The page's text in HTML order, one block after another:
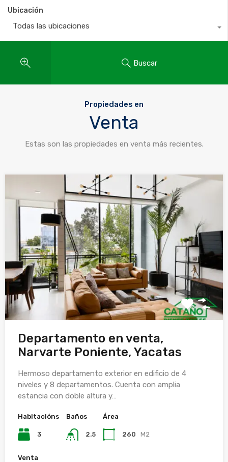
Ubicación
Todas las ubicaciones
Buscar
Propiedades en
Venta
Estas son las propiedades en venta más recientes.
Departamento en venta,
Narvarte Poniente, Yacatas
Hermoso departamento exterior en edificio de 4
niveles y 8 departamentos. Cuenta con amplia
estancia con doble altura y…
Habitacións
3
Baños
2.5
Área
260 M2
Venta